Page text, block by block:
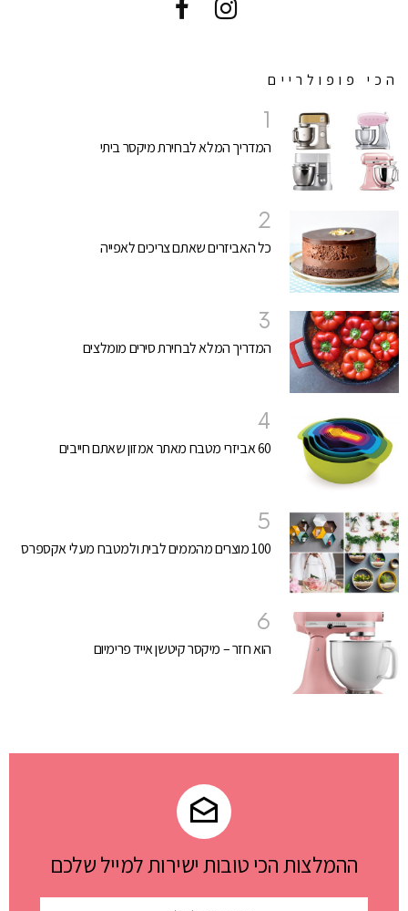
הכי פופולריים
המדריך המלא לבחירת מיקסר ביתי
כל האביזרים שאתם צריכים לאפייה
המדריך המלא לבחירת סירים מומלצים
60 אביזרי מטבח מאתר אמזון שאתם חייבים
100 מוצרים מהממים לבית ולמטבח מעלי אקספרס
הוא חזר – מיקסר קיטשן אייד פרימיום
ההמלצות הכי טובות ישירות למייל שלכם